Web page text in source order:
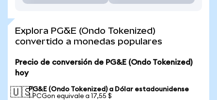
Explora PG&E (Ondo Tokenized)
convertido a monedas populares
Precio de conversión de PG&E (Ondo Tokenized)
hoy
🇺🇸PG&E (Ondo Tokenized) a Dólar estadounidense
1 PCGon equivale a 17,55 $